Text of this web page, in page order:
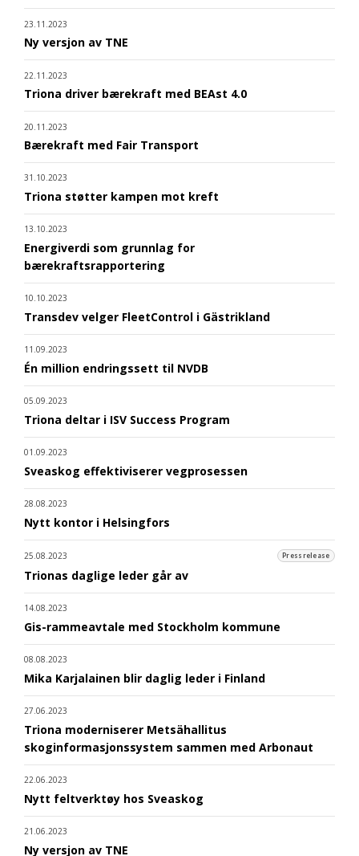
23.11.2023
Ny versjon av TNE
22.11.2023
Triona driver bærekraft med BEAst 4.0
20.11.2023
Bærekraft med Fair Transport
31.10.2023
Triona støtter kampen mot kreft
13.10.2023
Energiverdi som grunnlag for
bærekraftsrapportering
10.10.2023
Transdev velger FleetControl i Gästrikland
11.09.2023
Én million endringssett til NVDB
05.09.2023
Triona deltar i ISV Success Program
01.09.2023
Sveaskog effektiviserer vegprosessen
28.08.2023
Nytt kontor i Helsingfors
25.08.2023 Pressrelease
Trionas daglige leder går av
14.08.2023
Gis-rammeavtale med Stockholm kommune
08.08.2023
Mika Karjalainen blir daglig leder i Finland
27.06.2023
Triona moderniserer Metsähallitus
skoginformasjonssystem sammen med Arbonaut
22.06.2023
Nytt feltverktøy hos Sveaskog
21.06.2023
Ny versjon av TNE